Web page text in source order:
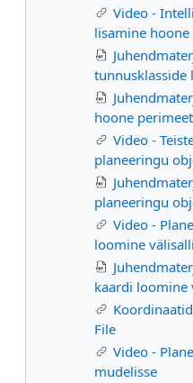
Video -
lisamine
tunnusklasside
hoone
Video -
planeeringu
planeeringu
Video -
loomine
kaardi loomine
File
Video -
mudelisse